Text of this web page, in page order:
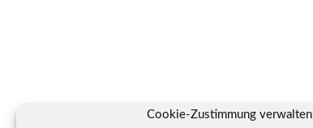
Cookie-Zustimmung verwalten